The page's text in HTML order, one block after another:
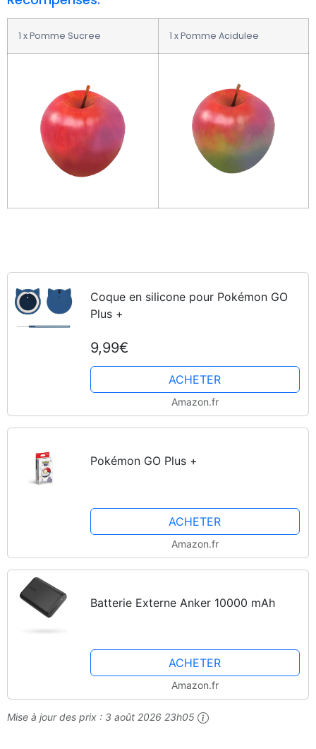
1 x Pomme Sucree 1 x Pomme Acidulee
Coque en silicone pour Pokémon GO
Plus +
9,99€
ACHETER
Amazon.fr
Pokémon GO Plus +
ACHETER
Amazon.fr
Batterie Externe Anker 10000 mAh
ACHETER
Amazon.fr
Mise à jour des prix : 3 août 2026 23h05